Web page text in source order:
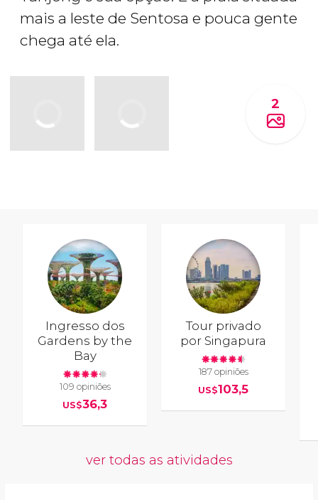
mais a leste de Sentosa e pouca gente
chega até ela.
2
Ingresso dos
Gardens by the
Bay
109 opiniões
US$36,3
Tour privado
por Singapura
187 opiniões
US$103,5
ver todas as atividades